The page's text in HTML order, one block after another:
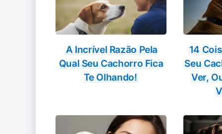
A Incrível Razão Pela
Qual Seu Cachorro Fica
Te Olhando!
14
Seu
Ver,